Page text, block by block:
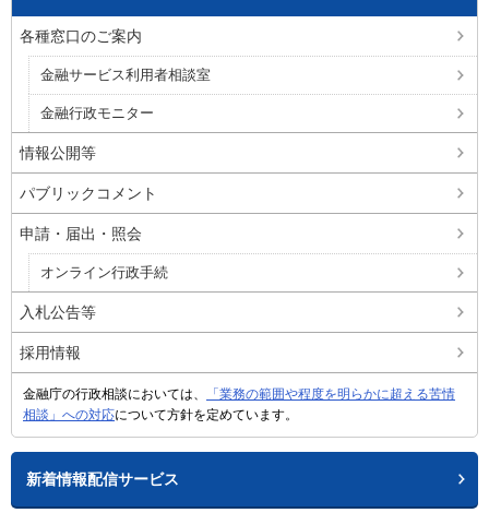
各種窓口のご案内
金融サービス利用者相談室
金融行政モニター
情報公開等
パブリックコメント
申請・届出・照会
オンライン行政手続
入札公告等
採用情報
金融庁の行政相談においては、
「業務の範囲や程度を明らかに超える苦情
相談」への対応について方針を定めています。
新着情報配信サービス